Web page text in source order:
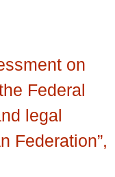
on
Federal
legal
Federation”,